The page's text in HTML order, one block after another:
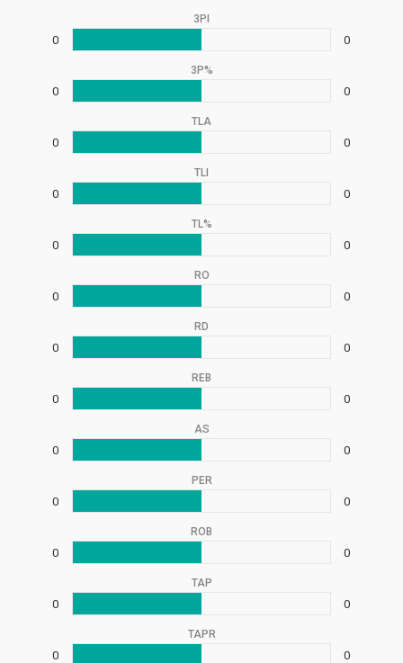
3PI
0 0
3P%
0 0
TLA
0 0
TLI
0 0
TL%
0 0
RO
0 0
RD
0 0
REB
0 0
AS
0 0
PER
0 0
ROB
0 0
TAP
0 0
TAPR
0 0